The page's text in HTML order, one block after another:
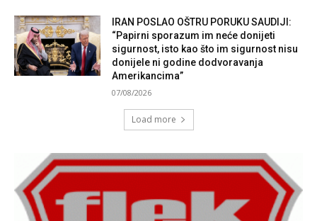
IRAN POSLAO OŠTRU PORUKU SAUDIJI:
“Papirni sporazum im neće donijeti
sigurnost, isto kao što im sigurnost nisu
donijele ni godine dodvoravanja
Amerikancima”
07/08/2026
Load more